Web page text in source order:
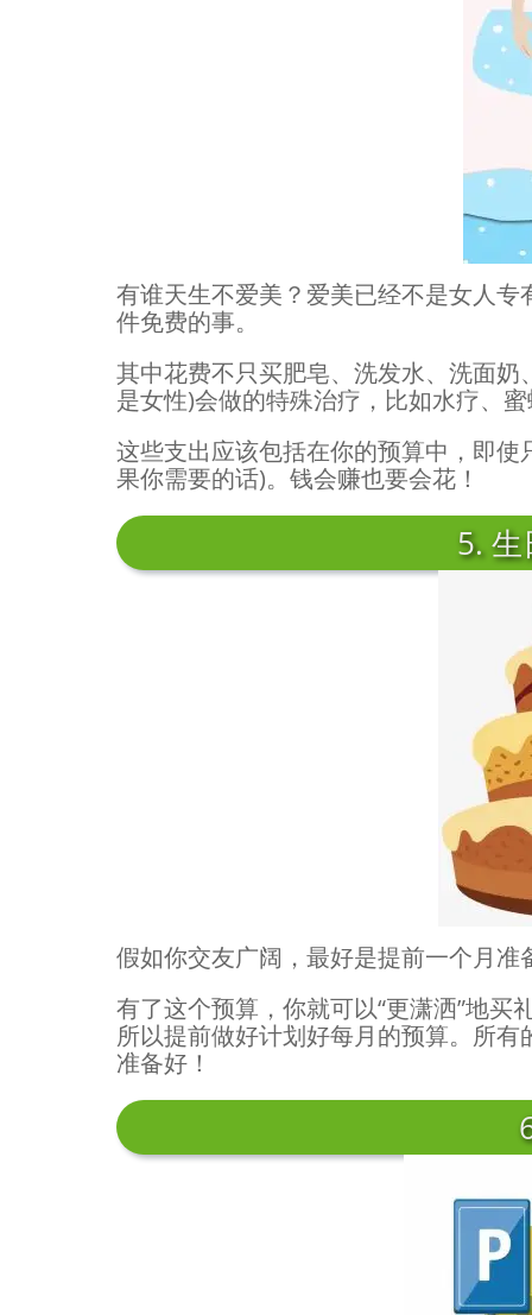
有谁天生不爱美？爱美已经不是女人
件免费的事。
其中花费不只买肥皂、洗发水、洗面
是女性)会做的特殊治疗，比如水疗、
这些支出应该包括在你的预算中，即
果你需要的话)。钱会赚也要会花！
5.
假如你交友广阔，最好是提前一个月准
有了这个预算，你就可以“更潇洒”地
所以提前做好计划好每月的预算。所
准备好！